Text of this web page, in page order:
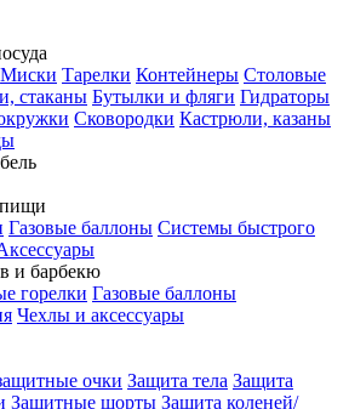
Миски Тарелки Контейнеры Столовые
стаканы Бутылки и фляги Гидраторы
Сковородки Кастрюли, казаны
Газовые баллоны Системы быстрого
и барбекю
горелки Газовые баллоны
Чехлы и аксессуары
очки Защита тела Защита
Защитные шорты Защита коленей/